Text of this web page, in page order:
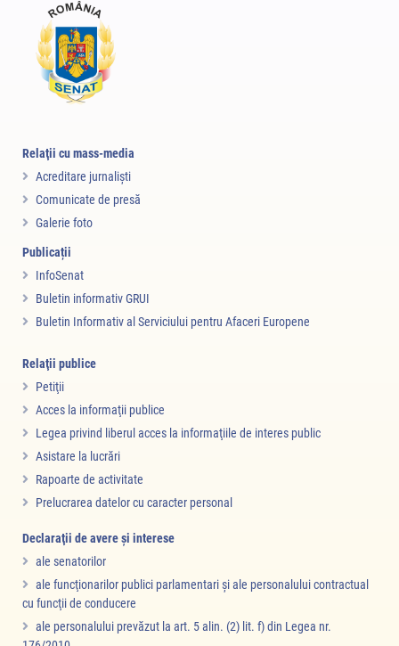
Relaţii cu mass-media
Acreditare jurnalişti
Comunicate de presă
Galerie foto
Publicații
InfoSenat
Buletin informativ GRUI
Buletin Informativ al Serviciului pentru Afaceri Europene
Relaţii publice
Petiţii
Acces la informaţii publice
Legea privind liberul acces la informaţiile de interes public
Asistare la lucrări
Rapoarte de activitate
Prelucrarea datelor cu caracter personal
Declaraţii de avere şi interese
ale senatorilor
ale funcţionarilor publici parlamentari şi ale personalului contractual
cu funcţii de conducere
ale personalului prevăzut la art. 5 alin. (2) lit. f) din Legea nr.